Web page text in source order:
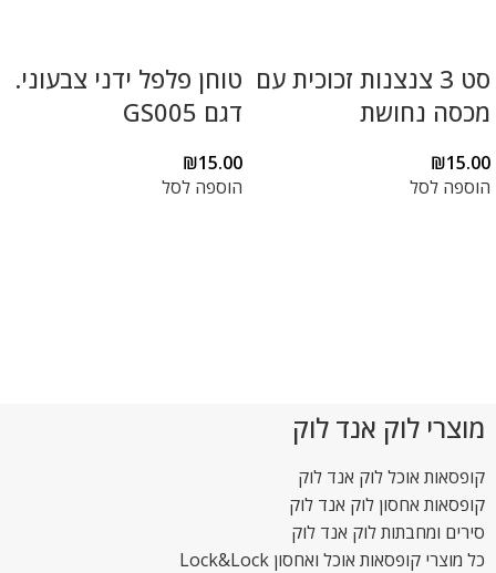
סט 3 צנצנות זכוכית עם
מכסה נחושת
₪15.00
הוספה לסל
טוחן פלפל ידני צבעוני.
דגם GS005
₪15.00
הוספה לסל
מוצרי לוק אנד לוק
קופסאות אוכל לוק אנד לוק
קופסאות אחסון לוק אנד לוק
סירים ומחבתות לוק אנד לוק
כל מוצרי קופסאות אוכל ואחסון Lock&Lock